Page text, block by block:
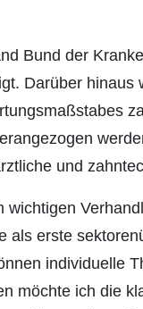
Bund der
Darüber hinaus
und
als erste
individuelle
möchte ich die